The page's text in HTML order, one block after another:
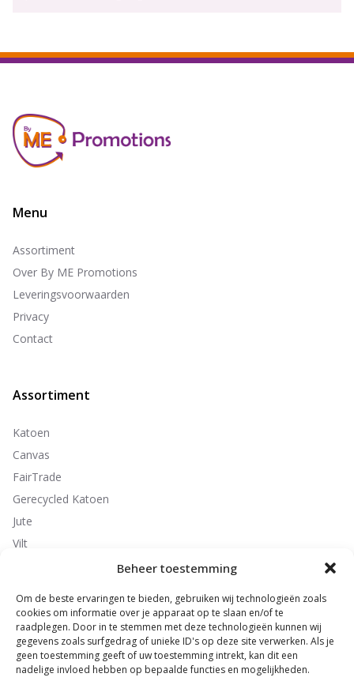
Beheer toestemming
Om de beste ervaringen te bieden, gebruiken wij technologieën zoals
cookies om informatie over je apparaat op te slaan en/of te
raadplegen. Door in te stemmen met deze technologieën kunnen wij
gegevens zoals surfgedrag of unieke ID's op deze site verwerken. Als je
geen toestemming geeft of uw toestemming intrekt, kan dit een
nadelige invloed hebben op bepaalde functies en mogelijkheden.
Menu
Assortiment
Over By ME Promotions
Leveringsvoorwaarden
Privacy
Contact
Assortiment
Katoen
Canvas
FairTrade
Gerecycled Katoen
Jute
Vilt
Contactgegevens